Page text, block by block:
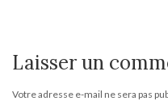
Laisser un
Votre adresse e-mail ne sera pas